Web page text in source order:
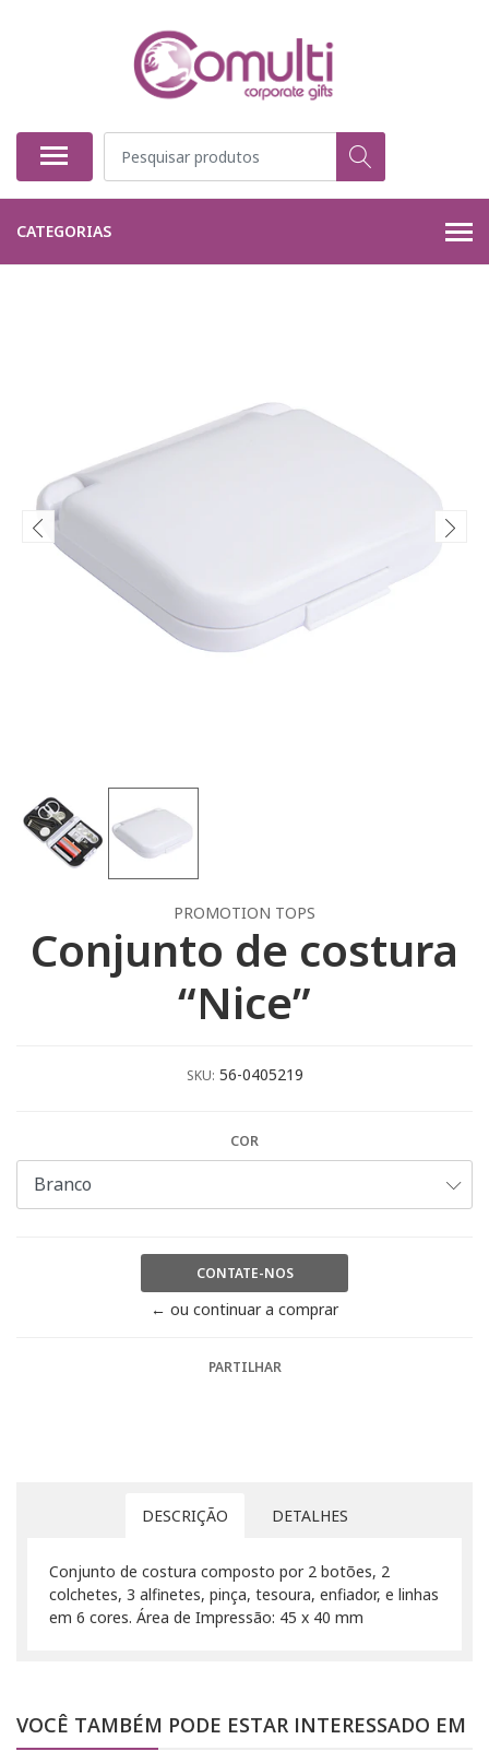
CATEGORIAS
PROMOTION TOPS
Conjunto de costura
“Nice”
SKU: 56-0405219
COR
CONTATE-NOS
← ou continuar a comprar
PARTILHAR
DESCRIÇÃO DETALHES
Conjunto de costura composto por 2 botões, 2
colchetes, 3 alfinetes, pinça, tesoura, enfiador, e linhas
em 6 cores. Área de Impressão: 45 x 40 mm
VOCÊ TAMBÉM PODE ESTAR INTERESSADO EM